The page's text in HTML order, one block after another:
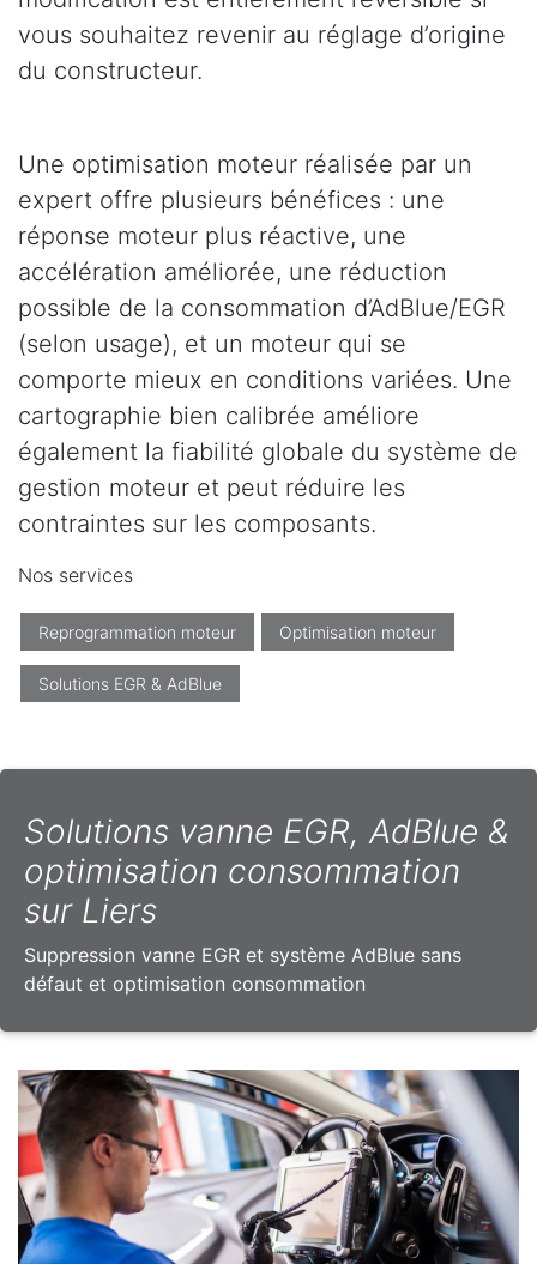
vous souhaitez revenir au réglage d’origine
du constructeur.
Une optimisation moteur réalisée par un
expert offre plusieurs bénéfices : une
réponse moteur plus réactive, une
accélération améliorée, une réduction
possible de la consommation d’AdBlue/EGR
(selon usage), et un moteur qui se
comporte mieux en conditions variées. Une
cartographie bien calibrée améliore
également la fiabilité globale du système de
gestion moteur et peut réduire les
contraintes sur les composants.
Nos services
Reprogrammation moteur Optimisation moteur
Solutions EGR & AdBlue
Solutions vanne EGR, AdBlue &
optimisation consommation
sur Liers
Suppression vanne EGR et système AdBlue sans
défaut et optimisation consommation